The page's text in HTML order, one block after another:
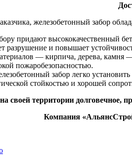
железобетонный забор
придают высококачественный
разрушение и повышает
— кирпича, дерева, камня
пожаробезопасностью.
забор легко
стойкостью и хорошей
своей территории долговечное,
Компания